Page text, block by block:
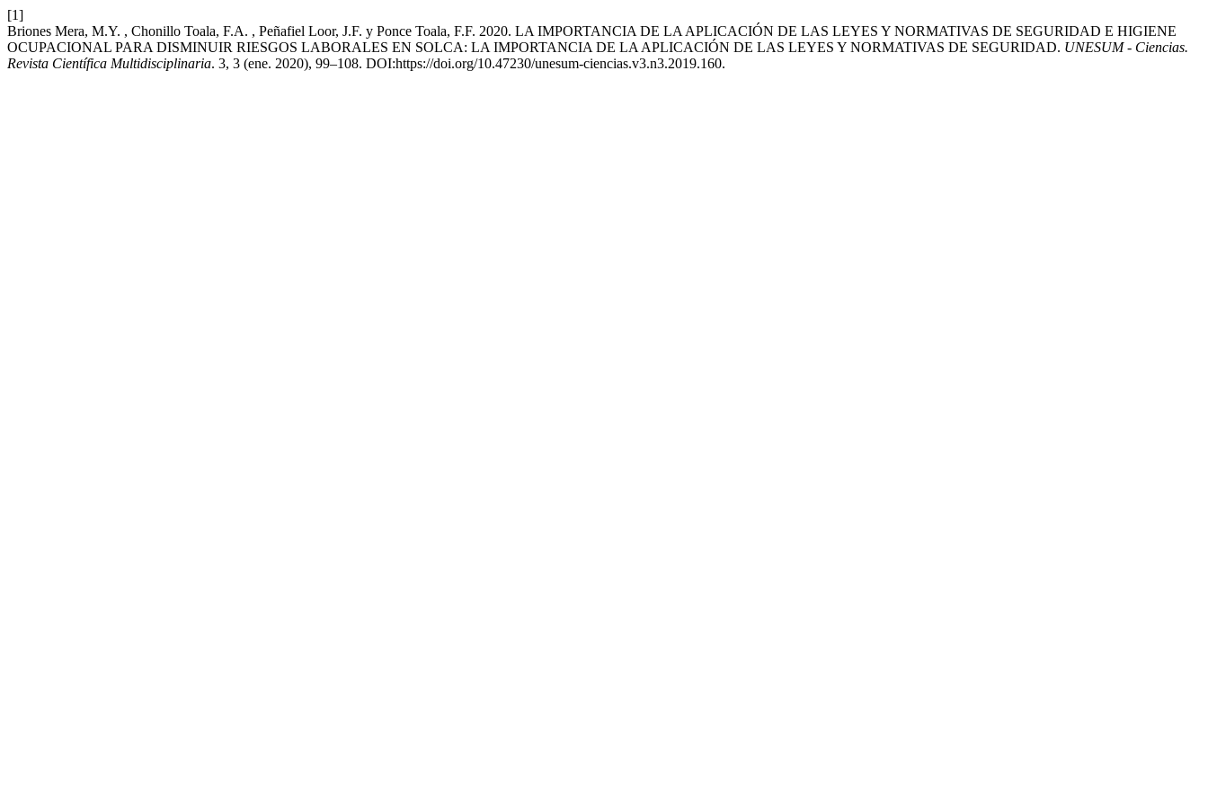
[1]
Briones Mera, M.Y. , Chonillo Toala, F.A. , Peñafiel Loor, J.F. y Ponce Toala, F.F. 2020. LA IMPORTANCIA DE LA APLICACIÓN DE LAS LEYES Y NORMATIVAS DE SEGURIDAD E HIGIENE
OCUPACIONAL PARA DISMINUIR RIESGOS LABORALES EN SOLCA: LA IMPORTANCIA DE LA APLICACIÓN DE LAS LEYES Y NORMATIVAS DE SEGURIDAD. UNESUM - Ciencias.
Revista Científica Multidisciplinaria. 3, 3 (ene. 2020), 99–108. DOI:https://doi.org/10.47230/unesum-ciencias.v3.n3.2019.160.